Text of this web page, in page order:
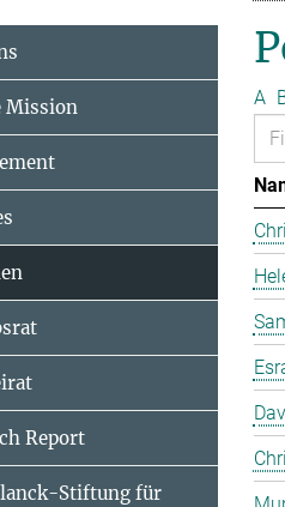
A
Mission
Report
Stiftung für